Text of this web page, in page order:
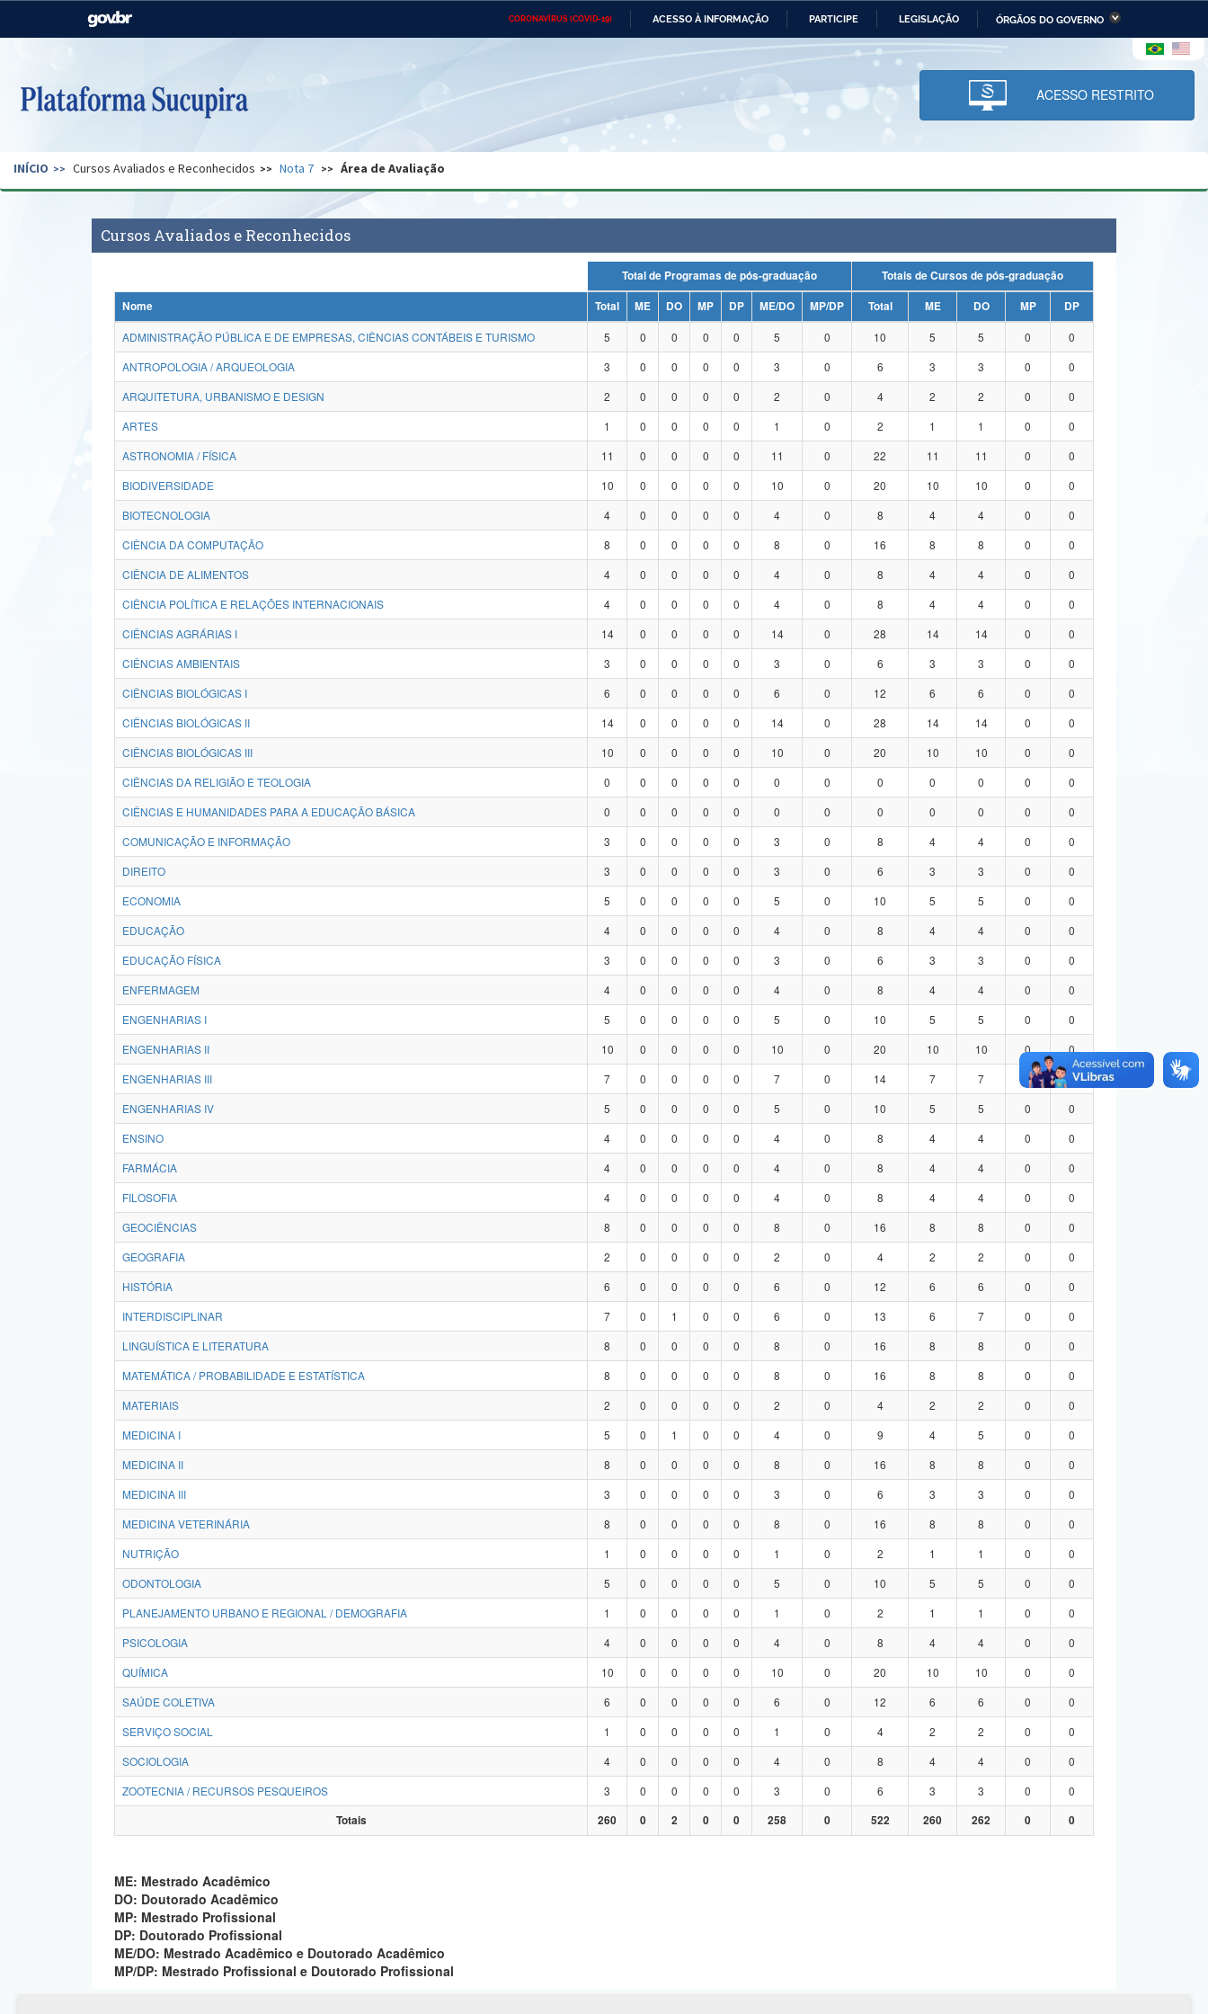
CORONAVÍRUS (COVID-19) ACESSO À INFORMAÇÃO PARTICIPE LEGISLAÇÃO ÓRGÃOS DO GOVERNO
Casa Civil Ministério das Relações Ministério da Economia Ministério da Infraestrutura
Pecuária e Abastecimento
Ministério da Ciência,
Tecnologia, Inovações e
Comunicações
Ministério do Desenvolvimento
Regional e dos Direitos Humanos
Secretaria de Governo Gabinete de Segurança Advocacia-Geral da União Banco Central do Brasil Planalto
ACESSO RESTRITO
INÍCIO Cursos Avaliados e Reconhecidos Nota 7 Área de Avaliação
Cursos Avaliados e Reconhecidos
Total de Programas de pós-graduação
Totais de Cursos de pós-graduação
Nome
Total ME DO MP DP ME/DO MP/DP Total ME DO MP
DP
ADMINISTRAÇÃO PÚBLICA E DE EMPRESAS, CIÊNCIAS CONTÁBEIS E TURISMO
5 0 0 0 0 5 0 10 5 5 0
0
ANTROPOLOGIA / ARQUEOLOGIA
3 0 0 0 0 3 0 6 3 3 0
0
ARQUITETURA, URBANISMO E DESIGN
2 0 0 0 0 2 0 4 2 2 0
0
ARTES
1 0 0 0 0 1 0 2 1 1 0
0
ASTRONOMIA / FÍSICA
11 0 0 0 0 11 0 22 11 11 0
0
BIODIVERSIDADE
10 0 0 0 0 10 0 20 10 10 0
0
BIOTECNOLOGIA
4 0 0 0 0 4 0 8 4 4 0
0
CIÊNCIA DA COMPUTAÇÃO
8 0 0 0 0 8 0 16 8 8 0
0
CIÊNCIA DE ALIMENTOS
4 0 0 0 0 4 0 8 4 4 0
0
CIÊNCIA POLÍTICA E RELAÇÕES INTERNACIONAIS
4 0 0 0 0 4 0 8 4 4 0
0
CIÊNCIAS AGRÁRIAS I
14 0 0 0 0 14 0 28 14 14 0
0
CIÊNCIAS AMBIENTAIS
3 0 0 0 0 3 0 6 3 3 0
0
CIÊNCIAS BIOLÓGICAS I
6 0 0 0 0 6 0 12 6 6 0
0
CIÊNCIAS BIOLÓGICAS II
14 0 0 0 0 14 0 28 14 14 0
0
CIÊNCIAS BIOLÓGICAS III
10 0 0 0 0 10 0 20 10 10 0
0
CIÊNCIAS DA RELIGIÃO E TEOLOGIA
0 0 0 0 0 0 0 0 0 0 0
0
CIÊNCIAS E HUMANIDADES PARA A EDUCAÇÃO BÁSICA
0 0 0 0 0 0 0 0 0 0 0
0
COMUNICAÇÃO E INFORMAÇÃO
3 0 0 0 0 3 0 8 4 4 0
0
DIREITO
3 0 0 0 0 3 0 6 3 3 0
0
ECONOMIA
5 0 0 0 0 5 0 10 5 5 0
0
EDUCAÇÃO
4 0 0 0 0 4 0 8 4 4 0
0
EDUCAÇÃO FÍSICA
3 0 0 0 0 3 0 6 3 3 0
0
ENFERMAGEM
4 0 0 0 0 4 0 8 4 4 0
0
ENGENHARIAS I
5 0 0 0 0 5 0 10 5 5 0
0
ENGENHARIAS II
10 0 0 0 0 10 0 20 10 10 0
0
ENGENHARIAS III
7 0 0 0 0 7 0 14 7 7 0
0
ENGENHARIAS IV
5 0 0 0 0 5 0 10 5 5 0
0
ENSINO
4 0 0 0 0 4 0 8 4 4 0
0
FARMÁCIA
4 0 0 0 0 4 0 8 4 4 0
0
FILOSOFIA
4 0 0 0 0 4 0 8 4 4 0
0
GEOCIÊNCIAS
8 0 0 0 0 8 0 16 8 8 0
0
GEOGRAFIA
2 0 0 0 0 2 0 4 2 2 0
0
HISTÓRIA
6 0 0 0 0 6 0 12 6 6 0
0
INTERDISCIPLINAR
7 0 1 0 0 6 0 13 6 7 0
0
LINGUÍSTICA E LITERATURA
8 0 0 0 0 8 0 16 8 8 0
0
MATEMÁTICA / PROBABILIDADE E ESTATÍSTICA
8 0 0 0 0 8 0 16 8 8 0
0
MATERIAIS
2 0 0 0 0 2 0 4 2 2 0
0
MEDICINA I
5 0 1 0 0 4 0 9 4 5 0
0
MEDICINA II
8 0 0 0 0 8 0 16 8 8 0
0
MEDICINA III
3 0 0 0 0 3 0 6 3 3 0
0
MEDICINA VETERINÁRIA
8 0 0 0 0 8 0 16 8 8 0
0
NUTRIÇÃO
1 0 0 0 0 1 0 2 1 1 0
0
ODONTOLOGIA
5 0 0 0 0 5 0 10 5 5 0
0
PLANEJAMENTO URBANO E REGIONAL / DEMOGRAFIA
1 0 0 0 0 1 0 2 1 1 0
0
PSICOLOGIA
4 0 0 0 0 4 0 8 4 4 0
0
QUÍMICA
10 0 0 0 0 10 0 20 10 10 0
0
SAÚDE COLETIVA
6 0 0 0 0 6 0 12 6 6 0
0
SERVIÇO SOCIAL
1 0 0 0 0 1 0 4 2 2 0
0
SOCIOLOGIA
4 0 0 0 0 4 0 8 4 4 0
0
ZOOTECNIA / RECURSOS PESQUEIROS
3 0 0 0 0 3 0 6 3 3 0
0
Totais
260 0 2 0 0 258 0 522 260 262 0 0
ME: Mestrado Acadêmico
DO: Doutorado Acadêmico
MP: Mestrado Profissional
DP: Doutorado Profissional
ME/DO: Mestrado Acadêmico e Doutorado Acadêmico
MP/DP: Mestrado Profissional e Doutorado Profissional